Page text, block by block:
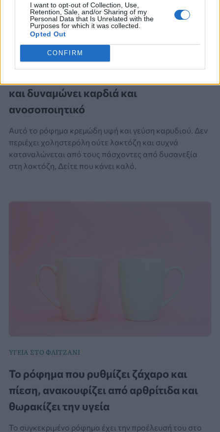
I want to opt-out of Collection, Use,
Retention, Sale, and/or Sharing of my
Personal Data that Is Unrelated with the
Purposes for which it was collected.
Opted Out
CONFIRM
ΕΝΑΛΛΑΚΤΙΚΗ ΤΟΥ ΓΑΛΑΚΤΟΣ
και δυναμώνει καρδιά και
ανοσοποιητικό
Αυτό το ρόφημα κρεμώδη υφή και γεύση καρυδιού. Δεν
περιέχει χοληστερόλη ούτε λακτόζη και συχνά
καταναλώνεται από τους πάσχοντες από δυσανεξία
στη λακτόζη, Δείτε που κάνει καλό.
ΥΓΕΙΑ ΣΤΟ ΦΛΙΤΖΑΝΙ
Το ρόφημα που ρυθμίζει ζάχαρο και
πίεση, ανακουφίζει από αρθρίτιδα και
θωρακίζει την υγεία
Το συγκεκριμένο ρόφημα έχει την προέλευσή του στο